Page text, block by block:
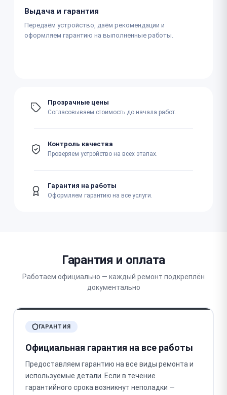
Выдача и гарантия
Передаём устройство, даём рекомендации и
оформляем гарантию на выполненные работы.
Прозрачные цены
Согласовываем стоимость до начала работ.
Контроль качества
Проверяем устройство на всех этапах.
Гарантия на работы
Оформляем гарантию на все услуги.
Гарантия и оплата
Работаем официально — каждый ремонт подкреплён
документально
ГАРАНТИЯ
Официальная гарантия на все работы
Предоставляем гарантию на все виды ремонта и
используемые детали. Если в течение
гарантийного срока возникнут неполадки —